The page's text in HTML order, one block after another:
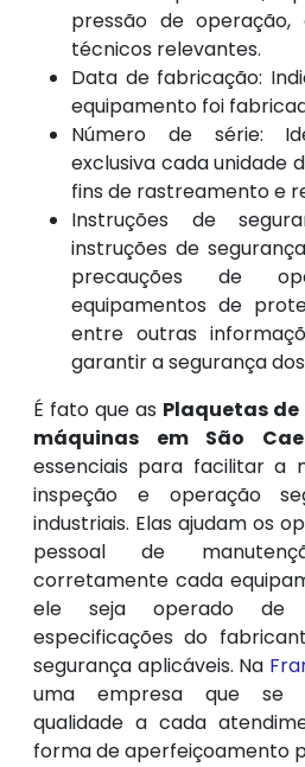
pressão de
técnicos relevantes.
Data de fabricação:
equipamento foi
Número de série:
exclusiva cada unidade
fins de rastreamento e
Instruções de
instruções de
precauções de
equipamentos de
entre outras
garantir a segurança
É fato que as Plaquetas
máquinas em São
essenciais para facilitar a
inspeção e operação
industriais. Elas ajudam os
pessoal de
corretamente cada
ele seja operado de
especificações do
segurança aplicáveis. Na
uma empresa que se
qualidade a cada
forma de aperfeiçoamento